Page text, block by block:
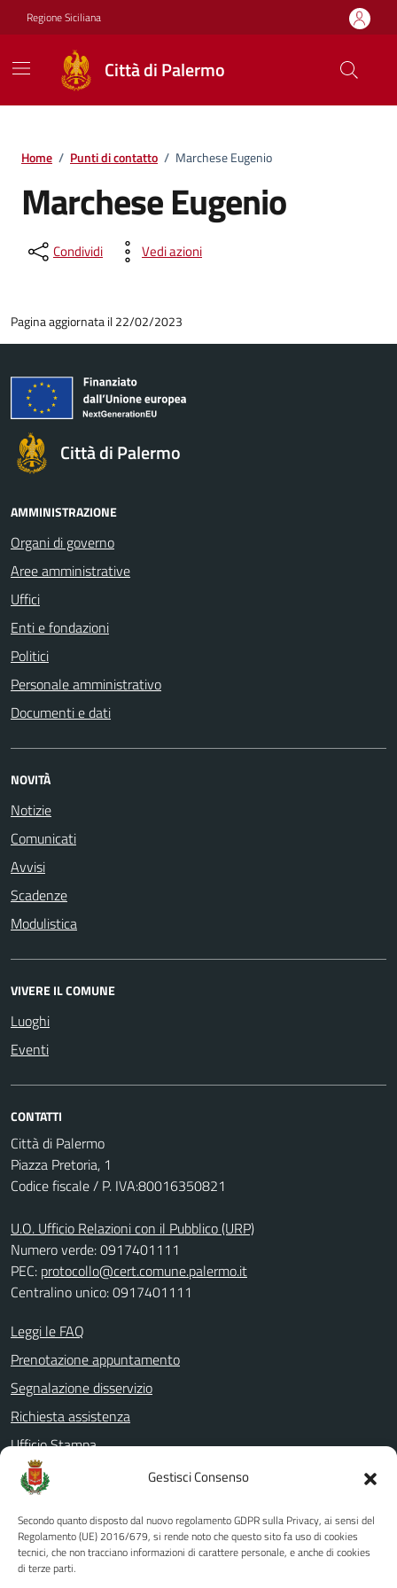
Gestisci Consenso
Secondo quanto disposto dal nuovo regolamento GDPR sulla Privacy, ai sensi del
Regolamento (UE) 2016/679, si rende noto che questo sito fa uso di cookies
tecnici, che non tracciano informazioni di carattere personale, e anche di cookies
di terze parti.
Vai ai contenuti
Vai al footer
Regione Siciliana
Città di Palermo
Home / Punti di contatto / Marchese Eugenio
Marchese Eugenio
Condividi Vedi azioni
Pagina aggiornata il 22/02/2023
Città di Palermo
AMMINISTRAZIONE
Organi di governo
Aree amministrative
Uffici
Enti e fondazioni
Politici
Personale amministrativo
Documenti e dati
NOVITÀ
Notizie
Comunicati
Avvisi
Scadenze
Modulistica
VIVERE IL COMUNE
Luoghi
Eventi
CONTATTI
Città di Palermo
Piazza Pretoria, 1
Codice fiscale / P. IVA:80016350821
U.O. Ufficio Relazioni con il Pubblico (URP)
Numero verde: 0917401111
PEC: protocollo@cert.comune.palermo.it
Centralino unico: 0917401111
Leggi le FAQ
Prenotazione appuntamento
Segnalazione disservizio
Richiesta assistenza
Ufficio Stampa
Amministrazione Trasparente
Albo pretorio
Informativa privacy
Note legali